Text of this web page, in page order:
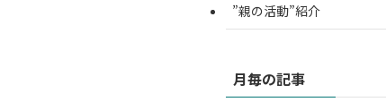
”親の活動”紹介
月毎の記事